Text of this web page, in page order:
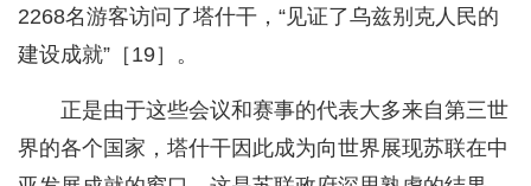
2268名游客访问了塔什干，“见证了乌兹别克人民的
建设成就”［19］。
正是由于这些会议和赛事的代表大多来自第三世
界的各个国家，塔什干因此成为向世界展现苏联在中